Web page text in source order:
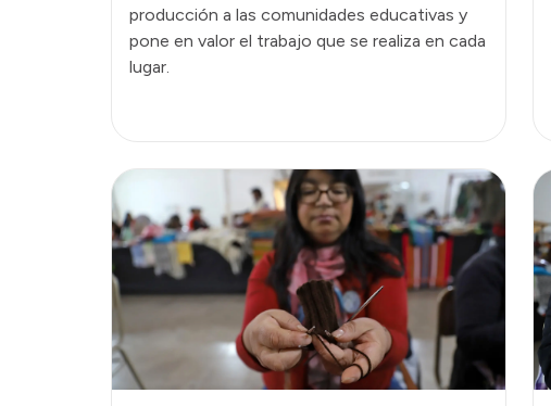
producción a las comunidades educativas y
pone en valor el trabajo que se realiza en cada
lugar.